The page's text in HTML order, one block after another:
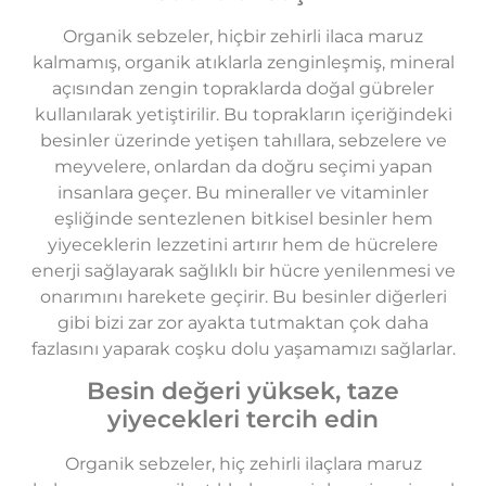
Organik sebzeler, hiçbir zehirli ilaca maruz
kalmamış, organik atıklarla zenginleşmiş, mineral
açısından zengin topraklarda doğal gübreler
kullanılarak yetiştirilir. Bu toprakların içeriğindeki
besinler üzerinde yetişen tahıllara, sebzelere ve
meyvelere, onlardan da doğru seçimi yapan
insanlara geçer. Bu mineraller ve vitaminler
eşliğinde sentezlenen bitkisel besinler hem
yiyeceklerin lezzetini artırır hem de hücrelere
enerji sağlayarak sağlıklı bir hücre yenilenmesi ve
onarımını harekete geçirir. Bu besinler diğerleri
gibi bizi zar zor ayakta tutmaktan çok daha
fazlasını yaparak coşku dolu yaşamamızı sağlarlar.
Besin değeri yüksek, taze
yiyecekleri tercih edin
Organik sebzeler, hiç zehirli ilaçlara maruz